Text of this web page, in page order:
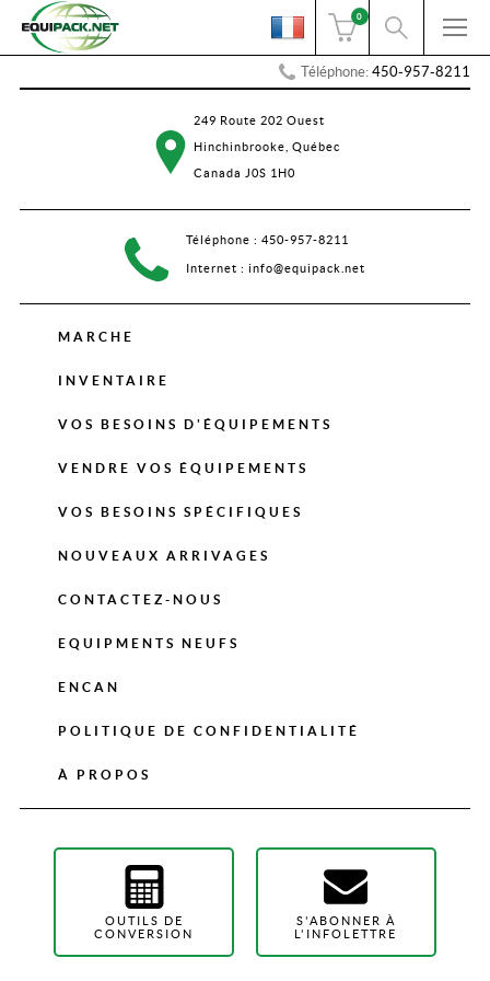
0
Téléphone:450-957-8211
249 Route 202 Ouest
Hinchinbrooke, Québec
Canada J0S 1H0
Téléphone : 450-957-8211
Internet : info@equipack.net
MARCHE
INVENTAIRE
VOS BESOINS D'ÉQUIPEMENTS
VENDRE VOS ÉQUIPEMENTS
VOS BESOINS SPÉCIFIQUES
NOUVEAUX ARRIVAGES
CONTACTEZ-NOUS
EQUIPMENTS NEUFS
ENCAN
POLITIQUE DE CONFIDENTIALITÉ
À PROPOS
OUTILS DE
CONVERSION
S'ABONNER À
L'INFOLETTRE